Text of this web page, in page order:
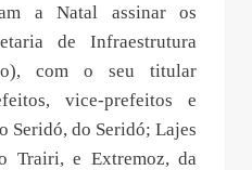
a Natal assinar os
de Infraestrutura
com o seu titular
vice-prefeitos e
Seridó, do Seridó; Lajes
Trairi, e Extremoz, da